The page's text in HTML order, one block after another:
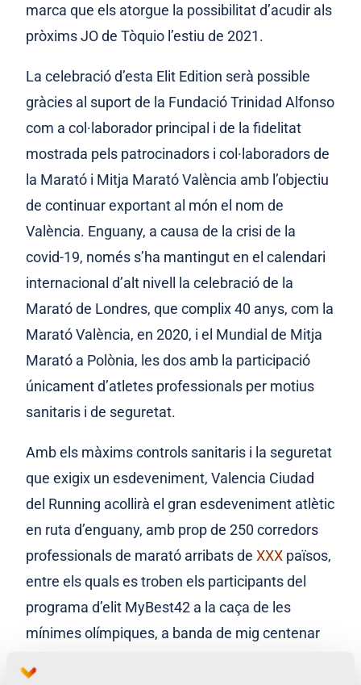
marca que els atorgue la possibilitat d’acudir als
pròxims JO de Tòquio l’estiu de 2021.
La celebració d’esta Elit Edition serà possible
gràcies al suport de la Fundació Trinidad Alfonso
com a col·laborador principal i de la fidelitat
mostrada pels patrocinadors i col·laboradors de
la Marató i Mitja Marató València amb l’objectiu
de continuar exportant al món el nom de
València. Enguany, a causa de la crisi de la
covid-19, només s’ha mantingut en el calendari
internacional d’alt nivell la celebració de la
Marató de Londres, que complix 40 anys, com la
Marató València, en 2020, i el Mundial de Mitja
Marató a Polònia, les dos amb la participació
únicament d’atletes professionals per motius
sanitaris i de seguretat.
Amb els màxims controls sanitaris i la seguretat
que exigix un esdeveniment, Valencia Ciudad
del Running acollirà el gran esdeveniment atlètic
en ruta d’enguany, amb prop de 250 corredors
professionals de marató arribats deXXX països,
entre els quals es troben els participants del
programa d’elit MyBest42 a la caça de les
mínimes olímpiques, a banda de mig centenar